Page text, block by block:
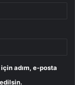
adım, e-posta